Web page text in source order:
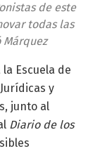
de este
todas las
Escuela de
y
junto al
Diario de los